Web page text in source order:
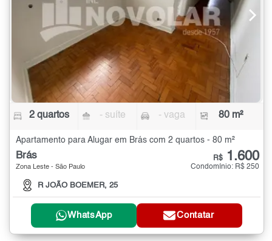
2 quartos - suíte - vaga 80 m²
Apartamento para Alugar em Brás com 2 quartos - 80 m²
Brás
Zona Leste - São Paulo
R JOÃO BOEMER, 25
R$ 1.600
Condomínio: R$ 250
WhatsApp Contatar